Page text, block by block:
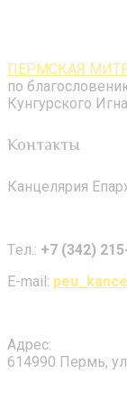
ПЕРМСКАЯ
по
Кунгурского
Контакты
Канцелярия
Tел.: +7 (342)
E-mail:
Адрес:
614990 Пермь,